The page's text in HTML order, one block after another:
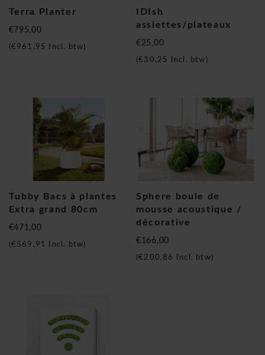
Terra Planter
€795,00
(€961,95 Incl. btw)
IDIsh
assiettes/plateaux
€25,00
(€30,25 Incl. btw)
Tubby Bacs à plantes
Extra grand 80cm
€471,00
€569,91 Incl. btw)
Sphere boule de
mousse acoustique /
décorative
€166,00
(€200,86 Incl. btw)